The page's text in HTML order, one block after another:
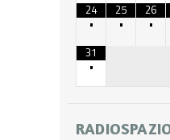
24
•
25
•
26
•
31
•